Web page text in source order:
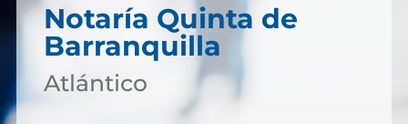
Notaría Quinta de
Barranquilla
Atlántico